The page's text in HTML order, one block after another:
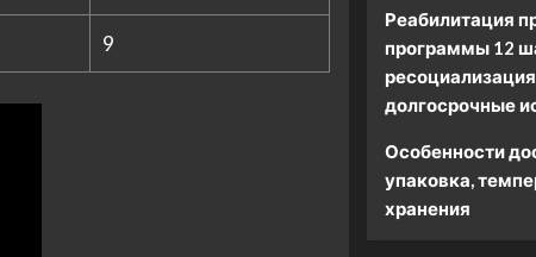
9
Реабилитация
программы 12
долгосрочные
Особенности
упаковка,
хранения